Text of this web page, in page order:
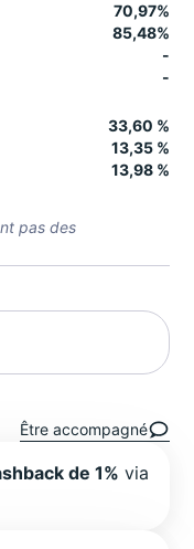
70,97%
85,48%
-
-
33,60 %
13,35 %
13,98 %
pas des
Être accompagné
de 1% via